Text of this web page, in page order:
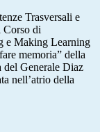
Trasversali e
Corso di
e Making Learning
memoria” della
Generale Diaz
nell’atrio della